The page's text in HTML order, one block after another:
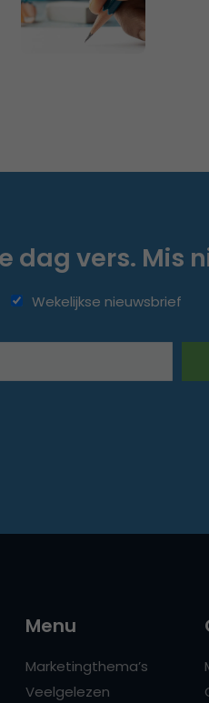
dag vers. Mis
Wekelijkse nieuwsbrief
Menu
Marketingthema’s
Veelgelezen